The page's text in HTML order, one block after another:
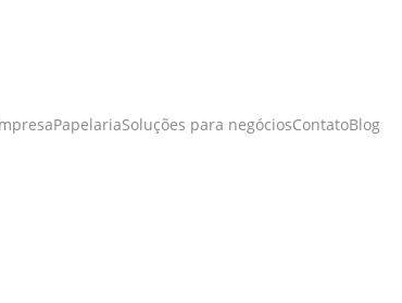
PapelariaSoluções para negóciosContatoBlog